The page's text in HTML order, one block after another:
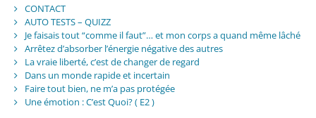
CONTACT
AUTO TESTS – QUIZZ
Je faisais tout “comme il faut”… et mon corps a quand même lâché
Arrêtez d’absorber l’énergie négative des autres
La vraie liberté, c’est de changer de regard
Dans un monde rapide et incertain
Faire tout bien, ne m’a pas protégée
Une émotion : C’est Quoi? ( E2 )